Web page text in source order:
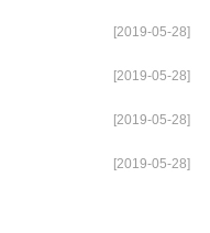
[2019-05-28]
[2019-05-28]
[2019-05-28]
[2019-05-28]